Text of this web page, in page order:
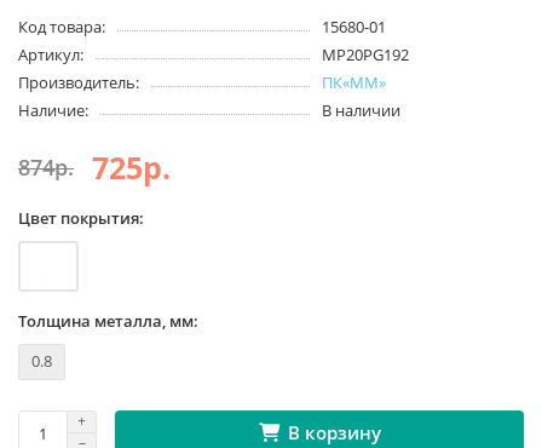
Код товара:
15680-01
Артикул:
MP20PG192
Производитель:
ПК«ММ»
Наличие:
В наличии
874р. 725р.
Цвет покрытия:
Толщина металла, мм:
0.8
В корзину